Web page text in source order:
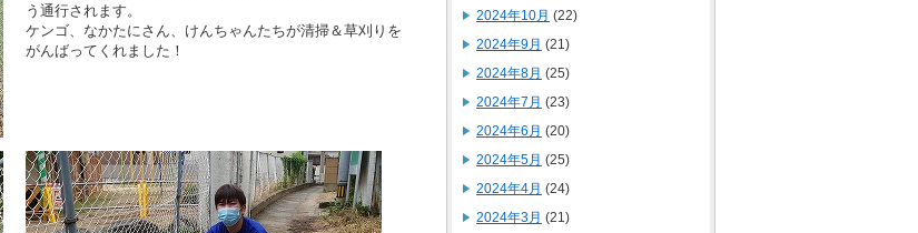
う通行されます。
ケンゴ、なかたにさん、けんちゃんたちが清掃＆草刈りを
がんばってくれました！
2024年10月 (22)
2024年9月 (21)
2024年8月 (25)
2024年7月 (23)
2024年6月 (20)
2024年5月 (25)
2024年4月 (24)
2024年3月 (21)